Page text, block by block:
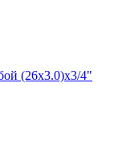
(26х3.0)х3/4"